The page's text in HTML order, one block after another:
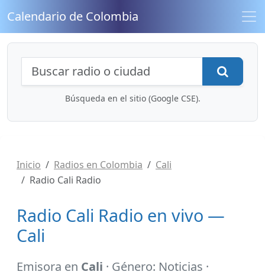
Calendario de Colombia
Búsqueda de radios y contenidos
Búsqueda en el sitio (Google CSE).
Inicio Radios en Colombia
Cali
Radio Cali Radio
Radio Cali Radio en vivo —
Cali
Emisora en Cali · Género: Noticias ·